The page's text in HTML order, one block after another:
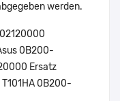
werden.
0B200-
Ersatz
0B200-